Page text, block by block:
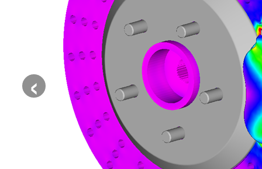
‹